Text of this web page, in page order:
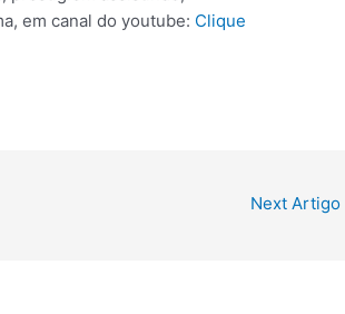
em canal do youtube: Clique
Next Artigo